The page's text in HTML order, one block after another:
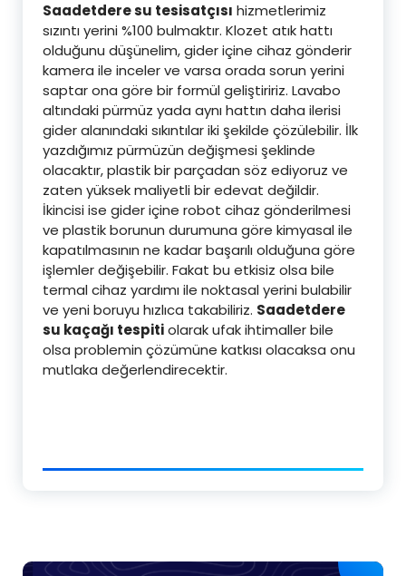
Saadetdere su tesisatçısı hizmetlerimiz
sızıntı yerini %100 bulmaktır. Klozet atık hattı
olduğunu düşünelim, gider içine cihaz gönderir
kamera ile inceler ve varsa orada sorun yerini
saptar ona göre bir formül geliştiririz. Lavabo
altındaki pürmüz yada aynı hattın daha ilerisi
gider alanındaki sıkıntılar iki şekilde çözülebilir. İlk
yazdığımız pürmüzün değişmesi şeklinde
olacaktır, plastik bir parçadan söz ediyoruz ve
zaten yüksek maliyetli bir edevat değildir.
İkincisi ise gider içine robot cihaz gönderilmesi
ve plastik borunun durumuna göre kimyasal ile
kapatılmasının ne kadar başarılı olduğuna göre
işlemler değişebilir. Fakat bu etkisiz olsa bile
termal cihaz yardımı ile noktasal yerini bulabilir
ve yeni boruyu hızlıca takabiliriz. Saadetdere
su kaçağı tespitiolarak ufak ihtimaller bile
olsa problemin çözümüne katkısı olacaksa onu
mutlaka değerlendirecektir.